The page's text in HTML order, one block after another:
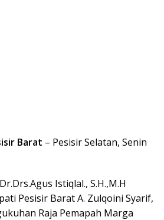
Barat – Pesisir Selatan, Senin
Istiqlal., S.H.,M.H
Pesisir Barat A. Zulqoini Syarif,
Raja Pemapah Marga